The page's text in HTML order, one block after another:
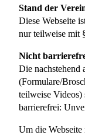
Stand der
Diese Webseite
nur teilweise mit
Nicht
Die nachstehend
(Formulare/
teilweise Videos)
barrierefrei:
Um die